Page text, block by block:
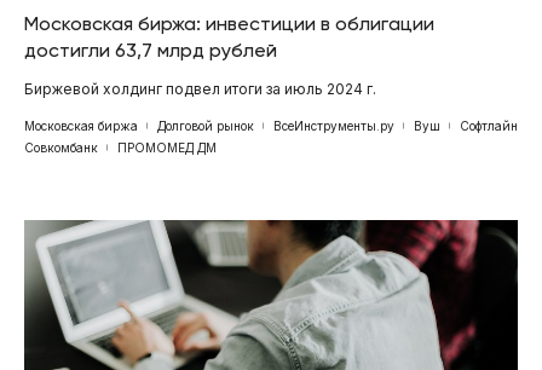
Московская биржа: инвестиции в облигации
достигли 63,7 млрд рублей
Биржевой холдинг подвел итоги за июль 2024 г.
Московская биржа Долговой рынок ВсеИнструменты.ру Вуш
Софтлайн
Совкомбанк
ПРОМОМЕД ДМ